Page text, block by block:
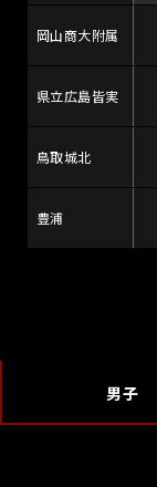
岡山商大附属
県立広島皆実
鳥取城北
豊浦
男子